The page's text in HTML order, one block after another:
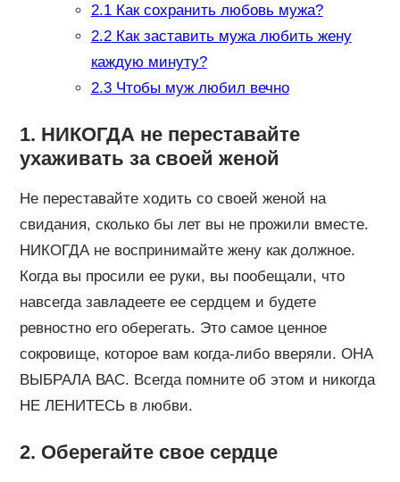
2.1Как сохранить любовь мужа?
2.2Как заставить мужа любить жену
каждую минуту?
2.3Чтобы муж любил вечно
1. НИКОГДА не переставайте
ухаживать за своей женой
Не переставайте ходить со своей женой на
свидания, сколько бы лет вы не прожили вместе.
НИКОГДА не воспринимайте жену как должное.
Когда вы просили ее руки, вы пообещали, что
навсегда завладеете ее сердцем и будете
ревностно его оберегать. Это самое ценное
сокровище, которое вам когда-либо вверяли. ОНА
ВЫБРАЛА ВАС. Всегда помните об этом и никогда
НЕ ЛЕНИТЕСЬ в любви.
2. Оберегайте свое сердце